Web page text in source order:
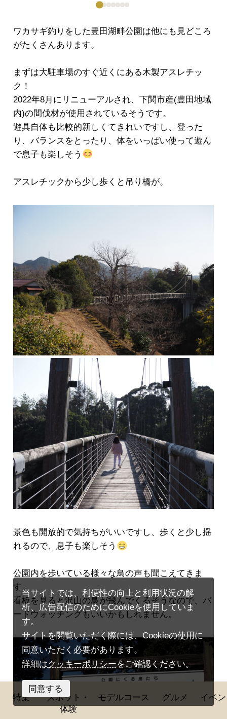
ワカサギ釣りをした豊田湖畔公園は他にも見どころ
がたくさんあります。
まずは大駐車場のすぐ近くにある木製アスレチッ
ク！
2022年8月にリニューアルされ、下関市産(豊田地域
内)の間伐材が使用されているそうです。
遊具自体も比較的新しくてきれいですし、登った
り、バランスをとったり、体をいっぱい使って遊ん
で息子も楽しそう
アスレチックから少し歩くと吊り橋が。
景色も開放的で気持ちがいいですし、歩くと少し揺
れるので、息子も楽しそう
公園内を歩いている様々な鳥の声も聞こえてきま
す。
看板を見ると沢山の鳥が飛んでくるそうなので、バ
ードウォッチングもいいかもしれません。
特集
スポット・
体験
モデルコース グルメ イベ
当サイトでは、利便性の向上と利用状況の解
析、広告配信のためにCookieを使用していま
す。
サイトを閲覧いただく際には、Cookieの使用に
同意いただく必要があります。
詳細はクッキーポリシーをご確認ください。
同意する